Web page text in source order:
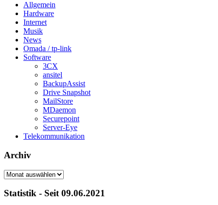
Allgemein
Hardware
Internet
Musik
News
Omada / tp-link
Software
3CX
ansitel
BackupAssist
Drive Snapshot
MailStore
MDaemon
Securepoint
Server-Eye
Telekommunikation
Archiv
Archiv
Statistik - Seit 09.06.2021